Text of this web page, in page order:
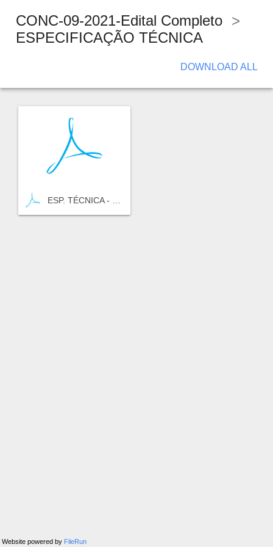
CONC-09-2021-Edital Completo >
ESPECIFICAÇÃO TÉCNICA
DOWNLOAD ALL
Website powered by FileRun